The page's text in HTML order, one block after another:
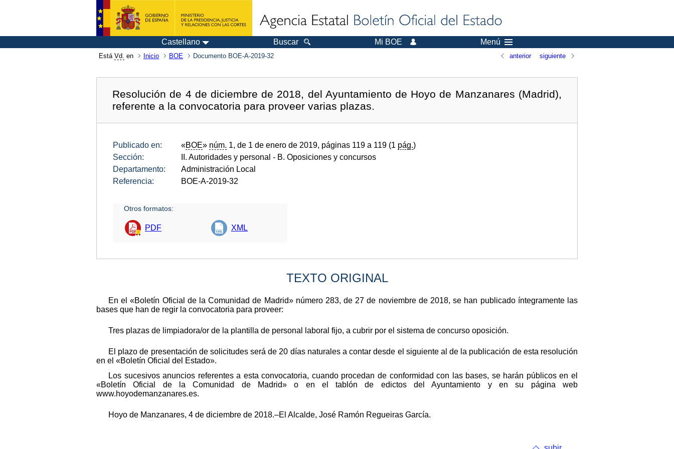
Castellano Buscar Mi BOE Menú
Está Vd. en Inicio BOE Documento BOE-A-2019-32 anterior siguiente
Resolución de 4 de diciembre de 2018, del Ayuntamiento de Hoyo de Manzanares (Madrid),
referente a la convocatoria para proveer varias plazas.
Publicado en: «BOE» núm. 1, de 1 de enero de 2019, páginas 119 a 119 (1 pág.)
Sección:
II. Autoridades y personal - B. Oposiciones y concursos
Departamento:
Administración Local
Referencia:
BOE-A-2019-32
Otros formatos:
PDF XML
TEXTO ORIGINAL
En el «Boletín Oficial de la Comunidad de Madrid» número 283, de 27 de noviembre de 2018, se han publicado íntegramente las
bases que han de regir la convocatoria para proveer:
Tres plazas de limpiadora/or de la plantilla de personal laboral fijo, a cubrir por el sistema de concurso oposición.
El plazo de presentación de solicitudes será de 20 días naturales a contar desde el siguiente al de la publicación de esta resolución
en el «Boletín Oficial del Estado».
Los sucesivos anuncios referentes a esta convocatoria, cuando procedan de conformidad con las bases, se harán públicos en el
«Boletín Oficial de la Comunidad de Madrid» o en el tablón de edictos del Ayuntamiento y en su página web
www.hoyodemanzanares.es.
Hoyo de Manzanares, 4 de diciembre de 2018.–El Alcalde, José Ramón Regueiras García.